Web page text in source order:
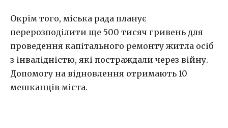
Окрім того, міська рада планує
перерозподілити ще 500 тисяч гривень для
проведення капітального ремонту житла осіб
з інвалідністю, які постраждали через війну.
Допомогу на відновлення отримають 10
мешканців міста.